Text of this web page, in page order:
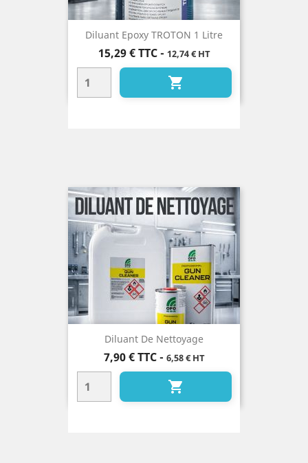
Diluant Epoxy TROTON 1 Litre
Prix
15,29 € TTC- 12,74 € HT

Diluant De Nettoyage
Prix
7,90 € TTC- 6,58 € HT
